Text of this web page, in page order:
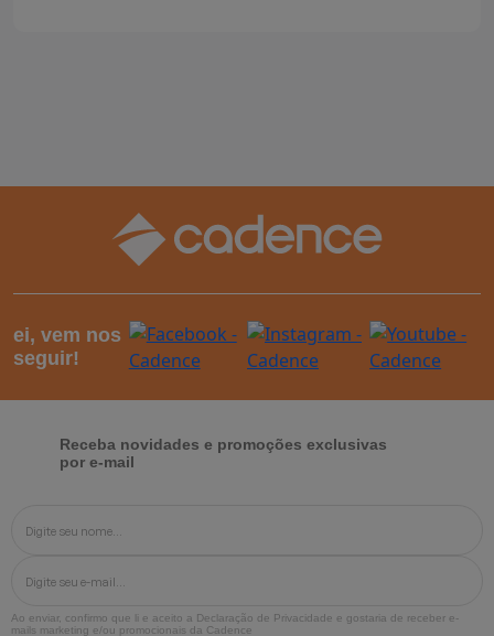
ei, vem nos
seguir!
Receba novidades e promoções exclusivas
por e-mail
Ao enviar, confirmo que li e aceito a Declaração de Privacidade e gostaria de receber e-
mails marketing e/ou promocionais da Cadence